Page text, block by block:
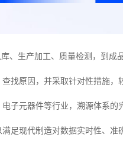
、生产加工、质量检测，到
找原因，并采取针对性措施
子元器件等行业，溯源体系的
足现代制造对数据实时性、